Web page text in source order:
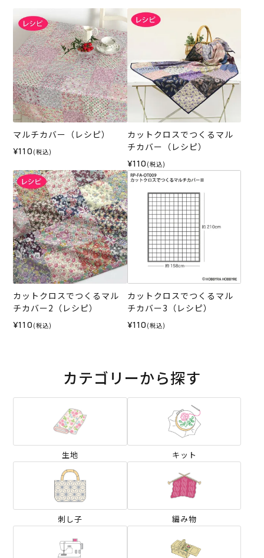
マルチカバー（レシピ）
¥110 (税込)
カットクロスでつくるマル
チカバー（レシピ）
¥110 (税込)
カットクロスでつくるマル
チカバー2（レシピ）
¥110 (税込)
カットクロスでつくるマル
チカバー3（レシピ）
¥110 (税込)
カテゴリーから探す
生地 キット
刺し子 編み物